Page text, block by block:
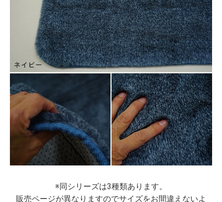
※同シリーズは3種類あります。
販売ページが異なりますのでサイズをお間違えないよ